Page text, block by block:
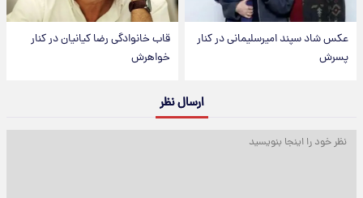
عکس شاد سپند امیرسلیمانی در کنار
پسرش
قاب خانوادگی رضا کیانیان در کنار
خواهرش
ارسال نظر